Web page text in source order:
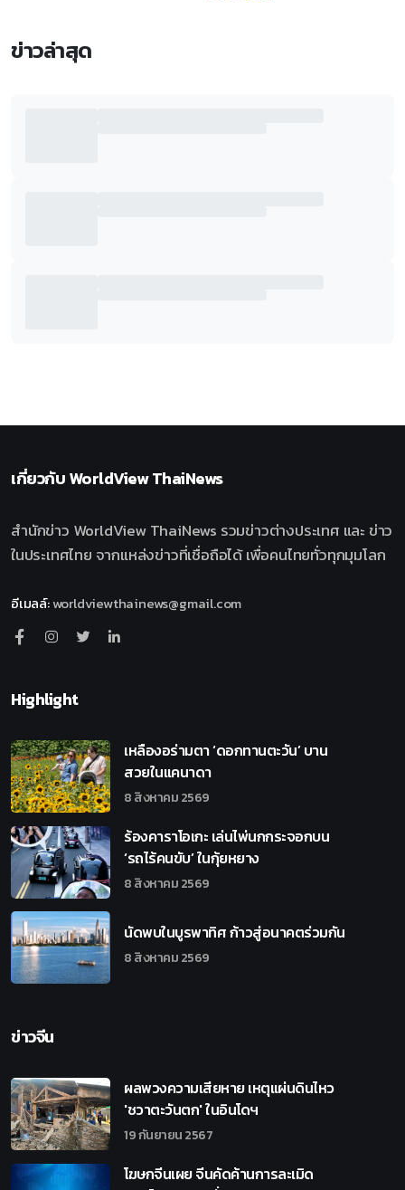
ข่าวล่าสุด
เกี่ยวกับWorldView ThaiNews
สำนักข่าว WorldView ThaiNews รวมข่าวต่างประเทศ และ ข่าว
ในประเทศไทย จากแหล่งข่าวที่เชื่อถือได้ เพื่อคนไทยทั่วทุกมุมโลก
อีเมลล์:worldviewthainews@gmail.com
Highlight
เหลืองอร่ามตา ‘ดอกทานตะวัน’ บาน
สวยในแคนาดา
8 สิงหาคม 2569
ร้องคาราโอเกะ เล่นไพ่นกกระจอกบน
‘รถไร้คนขับ’ ในกุ้ยหยาง
8 สิงหาคม 2569
นัดพบในบูรพาทิศ ก้าวสู่อนาคตร่วมกัน
8 สิงหาคม 2569
ข่าวจีน
ผลพวงความเสียหาย เหตุแผ่นดินไหว
'ชวาตะวันตก' ในอินโดฯ
19 กันยายน 2567
โฆษกจีนเผย จีนคัดค้านการละเมิด